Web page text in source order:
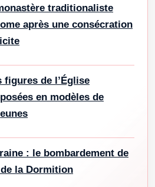
traditionaliste
après une consécration
figures de l’Église
en modèles de
: le bombardement de
la Dormition